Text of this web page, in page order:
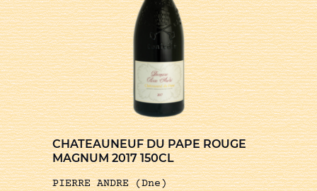
CHATEAUNEUF DU PAPE ROUGE
MAGNUM 2017 150CL
PIERRE ANDRE (Dne)